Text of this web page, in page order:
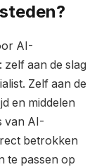
AI-
aan de slag
Zelf aan de
en middelen
van AI-
betrokken
te passen op